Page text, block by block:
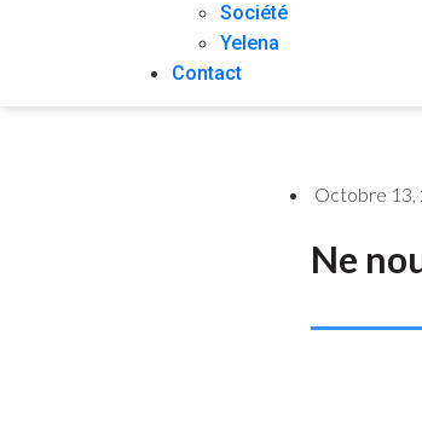
Société
Yelena
Contact
Octobre 13,
Ne